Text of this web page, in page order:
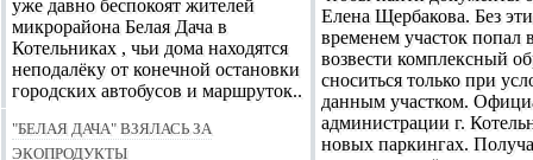
Елена Щербакова. Без
временем участок попал
возвести комплексный
сноситься только при
данным участком.
администрации г.
новых паркингах.
уже давно беспокоят жителей
микрорайона Белая Дача в
Котельниках , чьи дома находятся
неподалёку от конечной остановки
городских автобусов и маршруток..
"Белая дача" взялась за
экопродукты